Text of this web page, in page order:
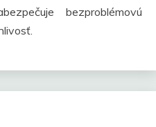
bezproblémovú